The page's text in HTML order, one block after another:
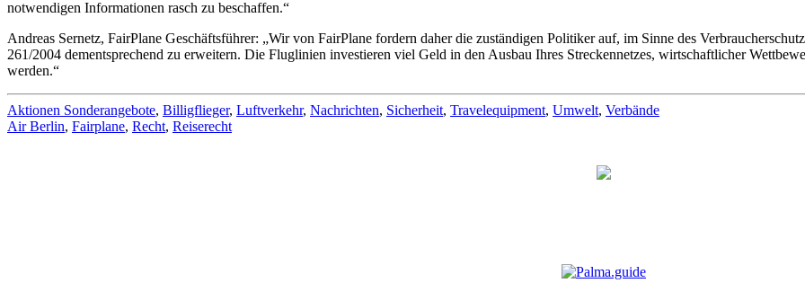
notwendigen Informationen rasch zu beschaffen.“
Andreas Sernetz, FairPlane Geschäftsführer: „Wir von FairPlane fordern daher die zuständigen Politiker auf, im Sinne des
261/2004 dementsprechend zu erweitern. Die Fluglinien investieren viel Geld in den Ausbau Ihres Streckennetzes, wirtschaftlicher
werden.“
Aktionen Sonderangebote, Billigflieger, Luftverkehr, Nachrichten, Sicherheit, Travelequipment, Umwelt, Verbände
Air Berlin, Fairplane, Recht, Reiserecht